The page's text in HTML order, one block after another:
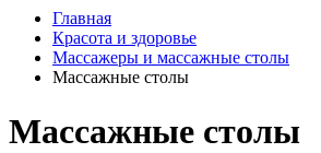
Главная
Красота и здоровье
Массажеры и массажные столы
Массажные столы
Массажные столы